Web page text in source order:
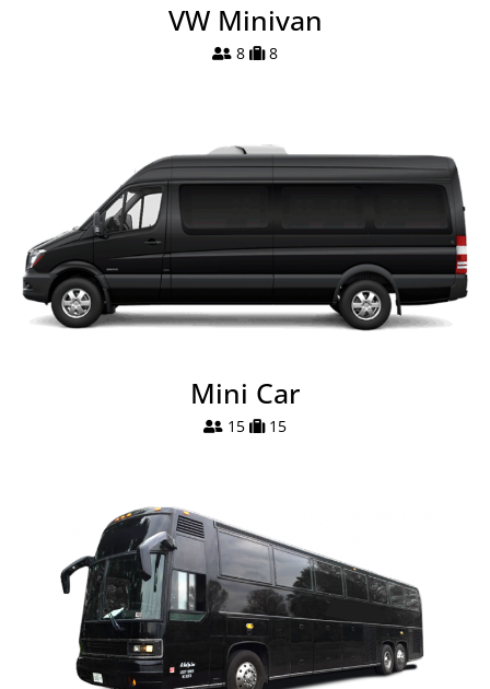
VW Minivan
8 8
Mini Car
15 15